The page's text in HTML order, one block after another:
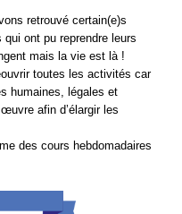
retrouvé certain(e)s
ont pu reprendre leurs
mais la vie est là !
toutes les activités car
humaines, légales et
afin d’élargir les
des cours hebdomadaires